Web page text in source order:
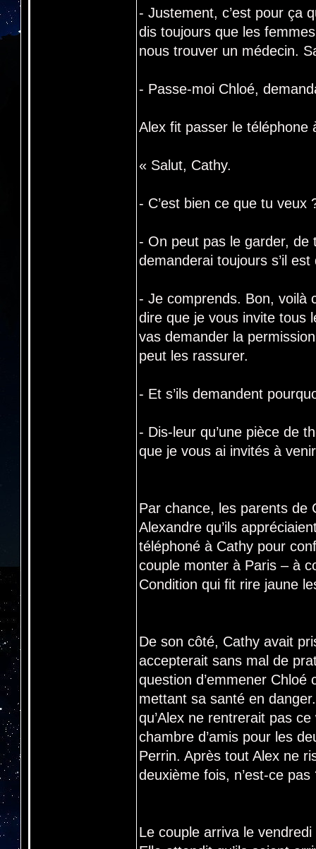
- Justement, c’est pour ça
dis toujours que les
nous trouver un médecin.
- Passe-moi Chloé,
Alex fit passer le téléphone
« Salut, Cathy.
- C’est bien ce que tu veux
- On peut pas le garder,
demanderai toujours s’il
- Je comprends. Bon, voilà
dire que je vous invite tous
vas demander la
peut les rassurer.
- Et s’ils demandent
- Dis-leur qu’une pièce de
que je vous ai invités à
Par chance, les parents de
Alexandre qu’ils
téléphoné à Cathy pour
couple monter à Paris – à
Condition qui fit rire jaune
De son côté, Cathy avait
accepterait sans mal de
question d’emmener
mettant sa santé en
qu’Alex ne rentrerait pas
chambre d’amis pour les
Perrin. Après tout Alex ne
deuxième fois, n’est-ce pas
Le couple arriva le